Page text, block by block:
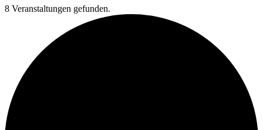
8 Veranstaltungen gefunden.